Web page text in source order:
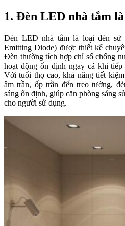
1. Đèn LED nhà tắm
Đèn LED nhà tắm là loại đèn sử
Emitting Diode) được thiết kế
Đèn thường tích hợp chỉ số chống
hoạt động ổn định ngay cả khi
Với tuổi thọ cao, khả năng tiết
âm trần, ốp trần đến treo tường,
sáng ổn định, giúp căn phòng sáng
cho người sử dụng.